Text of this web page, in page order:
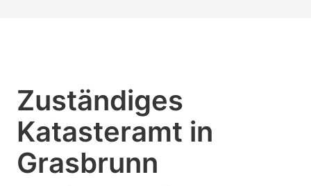
Zuständiges
Katasteramt in
Grasbrunn